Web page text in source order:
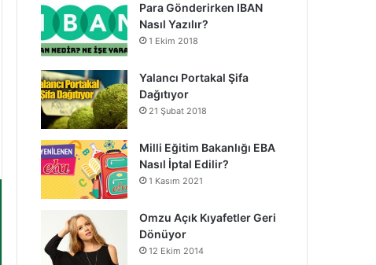
Para Gönderirken IBAN
Nasıl Yazılır?
1 Ekim 2018
Yalancı Portakal Şifa
Dağıtıyor
21 Şubat 2018
Milli Eğitim Bakanlığı EBA
Nasıl İptal Edilir?
1 Kasım 2021
Omzu Açık Kıyafetler Geri
Dönüyor
12 Ekim 2014